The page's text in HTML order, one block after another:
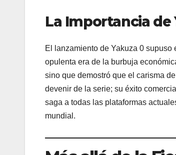
La Importancia de
El lanzamiento de Yakuza 0
opulenta era de la burbuja
sino que demostró que el carisma
devenir de la serie; su éxito
saga a todas las plataformas
mundial.